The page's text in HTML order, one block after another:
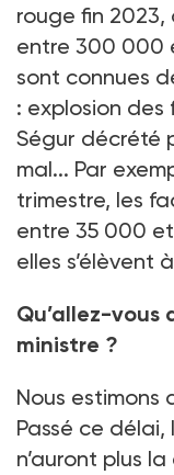
rouge fin
entre 300 000
sont connues
: explosion
Ségur décrété
mal... Par
trimestre, les
entre 35 000
elles s’élèvent
Qu’allez-vous
ministre ?
Nous estimons
Passé ce
n’auront plus